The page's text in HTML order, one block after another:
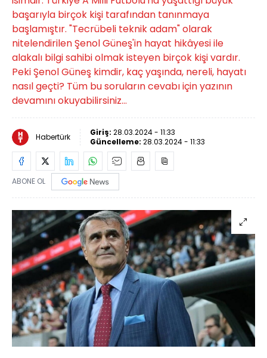
başarıyla birçok kişi tarafından tanınmaya
başlamıştır. "Tecrübeli teknik adam" olarak
nitelendirilen Şenol Güneş'in hayat hikâyesi ile
alakalı bilgi sahibi olmak isteyen birçok kişi vardır.
Peki Şenol Güneş kimdir, kaç yaşında, nereli, hayatı
nasıl geçti? Tüm bu soruların cevabı için yazının
devamını okuyabilirsiniz…
Habertürk Giriş: 28.03.2024 - 11:33
Güncelleme: 28.03.2024 - 11:33
ABONE OL